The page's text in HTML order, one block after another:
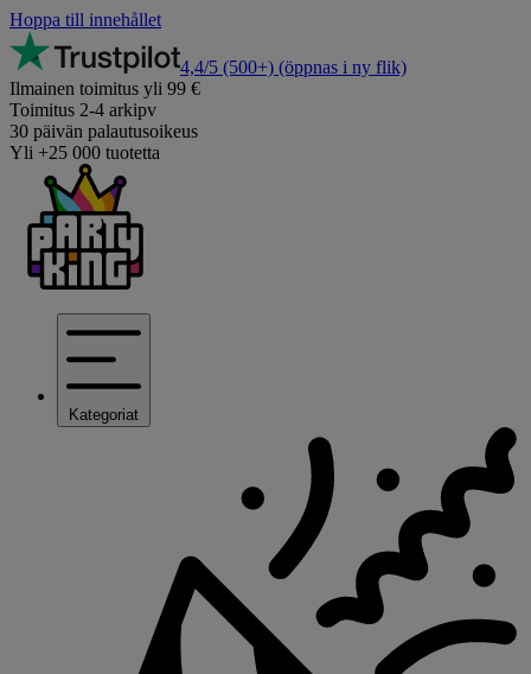
Hoppa till innehållet
4,4/5 (500+) (öppnas i ny flik)
Ilmainen toimitus yli 99 €
Toimitus 2-4 arkipv
30 päivän palautusoikeus
Yli +25 000 tuotetta
Kategoriat